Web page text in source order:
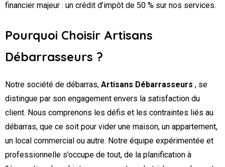
financier majeur : un crédit d’impôt de 50 % sur nos services.
Pourquoi Choisir Artisans
Débarrasseurs ?
Notre société de débarras, Artisans Débarrasseurs , se
distingue par son engagement envers la satisfaction du
client. Nous comprenons les défis et les contraintes liés au
débarras, que ce soit pour vider une maison, un appartement,
un local commercial ou autre. Notre équipe expérimentée et
professionnelle s’occupe de tout, de la planification à